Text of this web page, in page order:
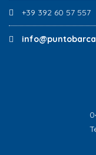
+39 392 60 57 557